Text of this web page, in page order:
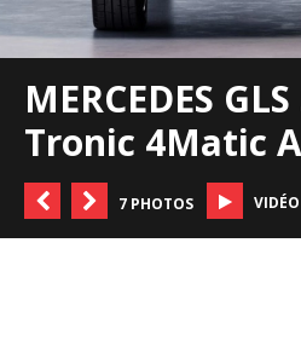
MERCEDES
Tronic 4Matic
7 PHOTOS VIDÉO